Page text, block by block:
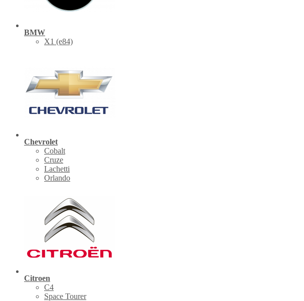
BMW
X1 (е84)
Chevrolet
Cobalt
Cruze
Lachetti
Orlando
Citroen
C4
Space Tourer